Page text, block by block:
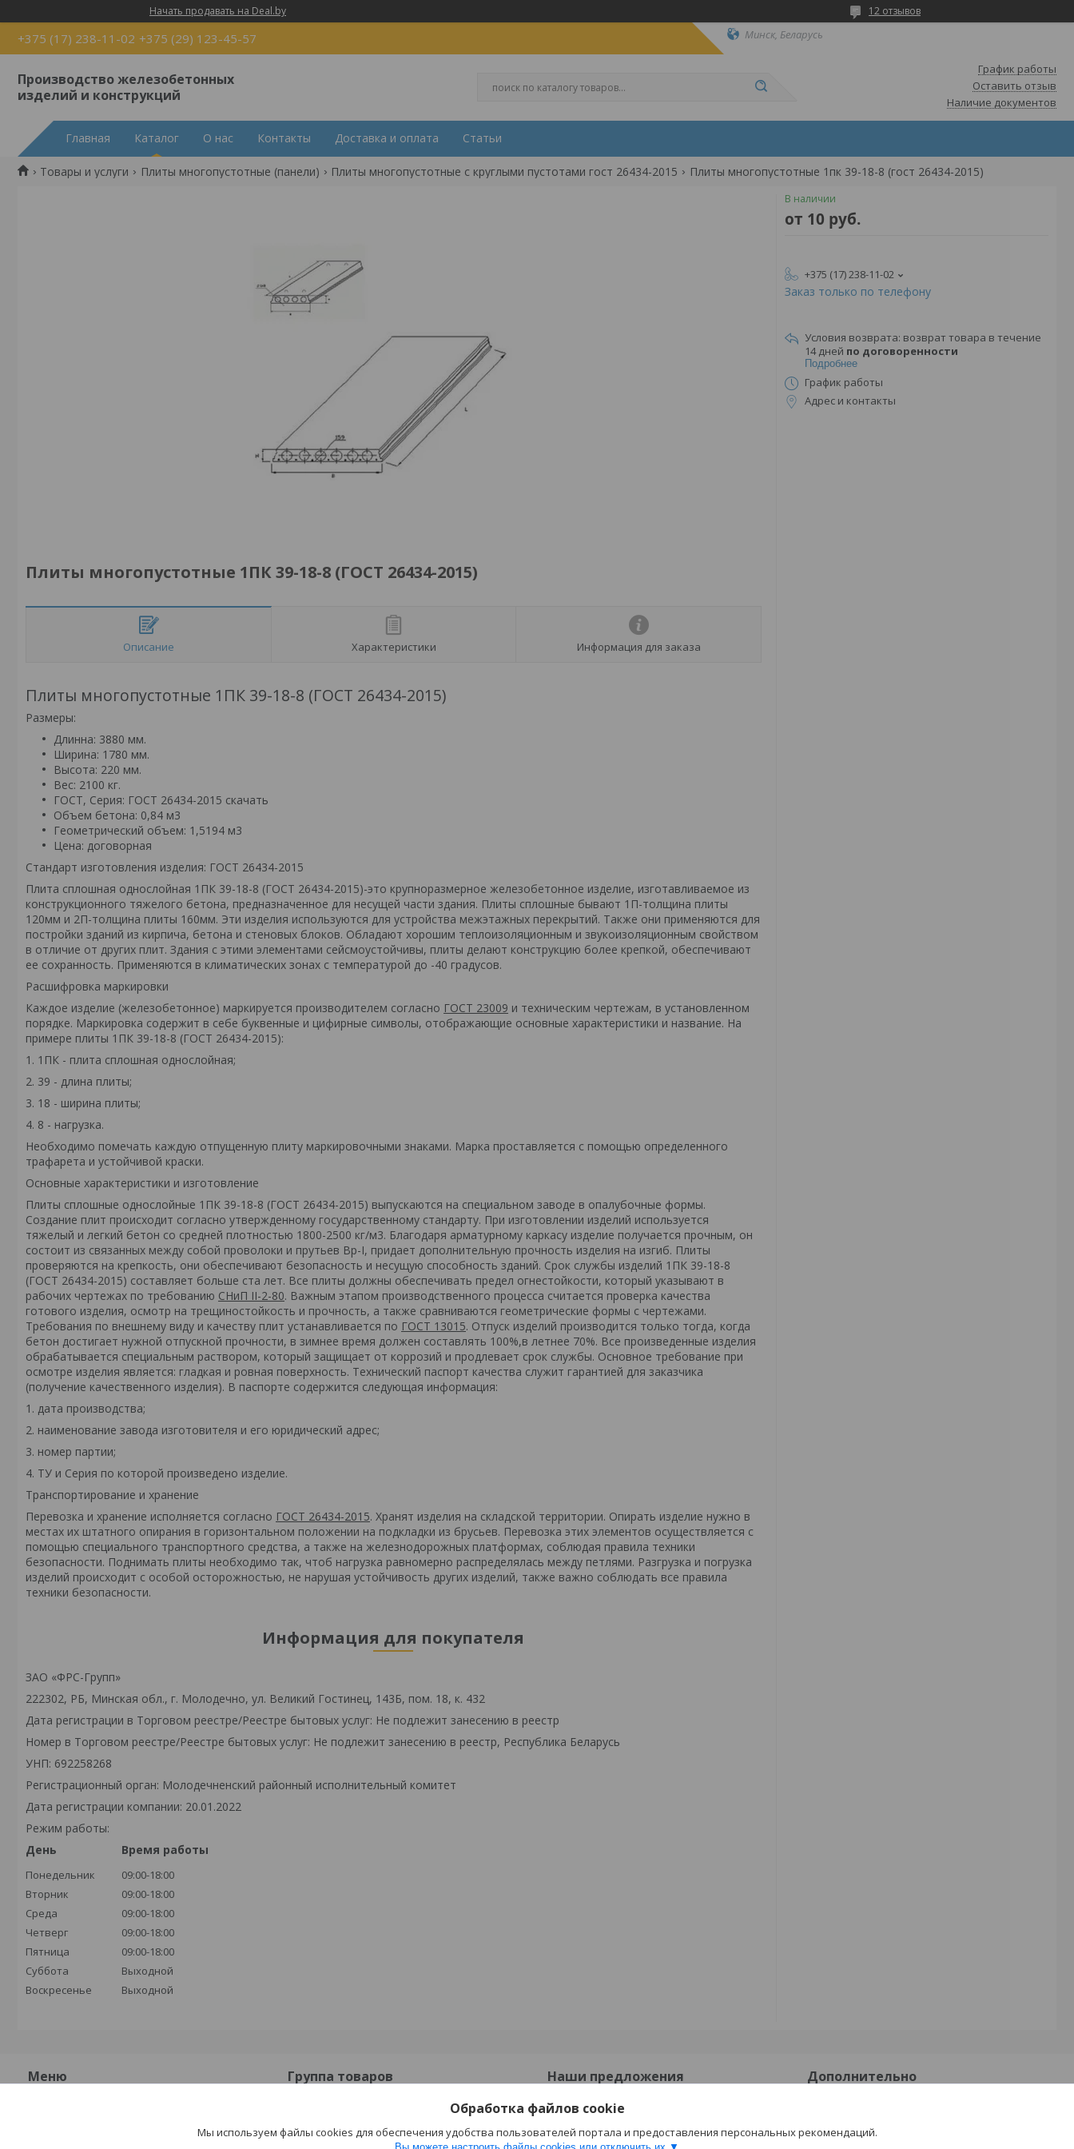
Начать продавать на Deal.by 12 отзывов
+375 (17) 238-11-02 +375 (29) 123-45-57 Минск, Беларусь
Производство железобетонных
изделий и конструкций
График работы
Оставить отзыв
Наличие документов
Главная Каталог О нас Контакты Доставка и оплата Статьи
Товары и услуги Плиты многопустотные (панели) Плиты многопустотные с круглыми пустотами гост 26434-2015 Плиты многопустотные 1пк 39-18-8 (гост 26434-2015)
Плиты многопустотные 1ПК 39-18-8 (ГОСТ 26434-2015)
Описание Характеристики Информация для заказа
Плиты многопустотные 1ПК 39-18-8 (ГОСТ 26434-2015)
Размеры:
Длинна: 3880 мм.
Ширина: 1780 мм.
Высота: 220 мм.
Вес: 2100 кг.
ГОСТ, Серия: ГОСТ 26434-2015 скачать
Объем бетона: 0,84 м3
Геометрический объем: 1,5194 м3
Цена: договорная
Стандарт изготовления изделия: ГОСТ 26434-2015
Плита сплошная однослойная 1ПК 39-18-8 (ГОСТ 26434-2015)-это крупноразмерное железобетонное изделие, изготавливаемое из
конструкционного тяжелого бетона, предназначенное для несущей части здания. Плиты сплошные бывают 1П-толщина плиты
120мм и 2П-толщина плиты 160мм. Эти изделия используются для устройства межэтажных перекрытий. Также они применяются для
постройки зданий из кирпича, бетона и стеновых блоков. Обладают хорошим теплоизоляционным и звукоизоляционным свойством
в отличие от других плит. Здания с этими элементами сейсмоустойчивы, плиты делают конструкцию более крепкой, обеспечивают
ее сохранность. Применяются в климатических зонах с температурой до -40 градусов.
Расшифровка маркировки
Каждое изделие (железобетонное) маркируется производителем согласно ГОСТ 23009 и техническим чертежам, в установленном
порядке. Маркировка содержит в себе буквенные и цифирные символы, отображающие основные характеристики и название. На
примере плиты 1ПК 39-18-8 (ГОСТ 26434-2015):
1. 1ПК - плита сплошная однослойная;
2. 39 - длина плиты;
3. 18 - ширина плиты;
4. 8 - нагрузка.
Необходимо помечать каждую отпущенную плиту маркировочными знаками. Марка проставляется с помощью определенного
трафарета и устойчивой краски.
Основные характеристики и изготовление
Плиты сплошные однослойные 1ПК 39-18-8 (ГОСТ 26434-2015) выпускаются на специальном заводе в опалубочные формы.
Создание плит происходит согласно утвержденному государственному стандарту. При изготовлении изделий используется
тяжелый и легкий бетон со средней плотностью 1800-2500 кг/м3. Благодаря арматурному каркасу изделие получается прочным, он
состоит из связанных между собой проволоки и прутьев Вр-I, придает дополнительную прочность изделия на изгиб. Плиты
проверяются на крепкость, они обеспечивают безопасность и несущую способность зданий. Срок службы изделий 1ПК 39-18-8
(ГОСТ 26434-2015) составляет больше ста лет. Все плиты должны обеспечивать предел огнестойкости, который указывают в
рабочих чертежах по требованию СНиП II-2-80. Важным этапом производственного процесса считается проверка качества
готового изделия, осмотр на трещиностойкость и прочность, а также сравниваются геометрические формы с чертежами.
Требования по внешнему виду и качеству плит устанавливается по ГОСТ 13015. Отпуск изделий производится только тогда, когда
бетон достигает нужной отпускной прочности, в зимнее время должен составлять 100%,в летнее 70%. Все произведенные изделия
обрабатывается специальным раствором, который защищает от коррозий и продлевает срок службы. Основное требование при
осмотре изделия является: гладкая и ровная поверхность. Технический паспорт качества служит гарантией для заказчика
(получение качественного изделия). В паспорте содержится следующая информация:
1. дата производства;
2. наименование завода изготовителя и его юридический адрес;
3. номер партии;
4. ТУ и Серия по которой произведено изделие.
Транспортирование и хранение
Перевозка и хранение исполняется согласно ГОСТ 26434-2015. Хранят изделия на складской территории. Опирать изделие нужно в
местах их штатного опирания в горизонтальном положении на подкладки из брусьев. Перевозка этих элементов осуществляется с
помощью специального транспортного средства, а также на железнодорожных платформах, соблюдая правила техники
безопасности. Поднимать плиты необходимо так, чтоб нагрузка равномерно распределялась между петлями. Разгрузка и погрузка
изделий происходит с особой осторожностью, не нарушая устойчивость других изделий, также важно соблюдать все правила
техники безопасности.
Информация для покупателя
ЗАО «ФРС-Групп»
222302, РБ, Минская обл., г. Молодечно, ул. Великий Гостинец, 143Б, пом. 18, к. 432
Дата регистрации в Торговом реестре/Реестре бытовых услуг: Не подлежит занесению в реестр
Номер в Торговом реестре/Реестре бытовых услуг: Не подлежит занесению в реестр, Республика Беларусь
УНП: 692258268
Регистрационный орган: Молодечненский районный исполнительный комитет
Дата регистрации компании: 20.01.2022
Режим работы:
День
Время работы
Понедельник
09:00-18:00
Вторник
09:00-18:00
Среда
09:00-18:00
Четверг
09:00-18:00
Пятница
09:00-18:00
Суббота
Выходной
Воскресенье
Выходной
В наличии
от 10 руб.
+375 (17) 238-11-02
Заказ только по телефону
возврат товара в течение
14 дней по договоренности
Подробнее
График работы
Адрес и контакты
Меню Группа товаров
Плиты железобетонные
Наши предложения
Опорные подушки
Прогоны ПРГ
Дополнительно
Отзывы
Обработка файлов cookie
Мы используем файлы cookies для обеспечения удобства пользователей портала и предоставления персональных рекомендаций.